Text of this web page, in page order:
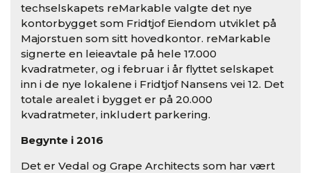
techselskapets reMarkable valgte det nye
kontorbygget som Fridtjof Eiendom utviklet på
Majorstuen som sitt hovedkontor. reMarkable
signerte en leieavtale på hele 17.000
kvadratmeter, og i februar i år flyttet selskapet
inn i de nye lokalene i Fridtjof Nansens vei 12. Det
totale arealet i bygget er på 20.000
kvadratmeter, inkludert parkering.
Begynte i 2016
Det er Vedal og Grape Architects som har vært